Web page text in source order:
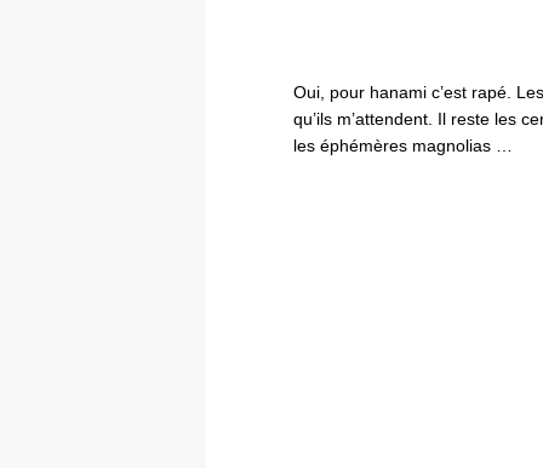
Oui, pour hanami c’est rapé.
qu’ils m’attendent. Il reste les
les éphémères magnolias …